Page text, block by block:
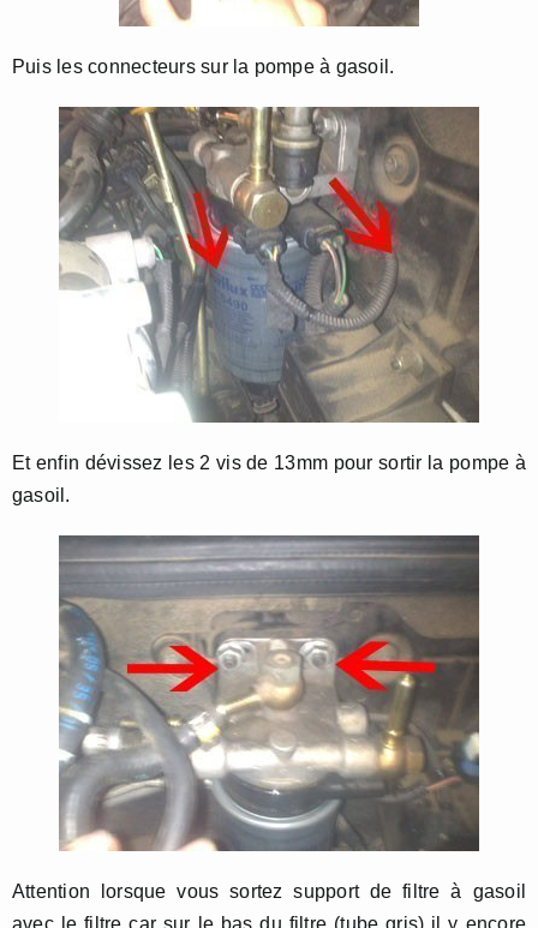
Puis les connecteurs sur la pompe à gasoil.
Et enfin dévissez les 2 vis de 13mm pour sortir la pompe à
gasoil.
Attention lorsque vous sortez support de filtre à gasoil
avec le filtre car sur le bas du filtre (tube gris) il y encore